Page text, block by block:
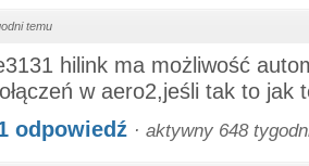
temu
hilink ma możliwość
w aero2,jeśli tak to jak
odpowiedź · aktywny 648